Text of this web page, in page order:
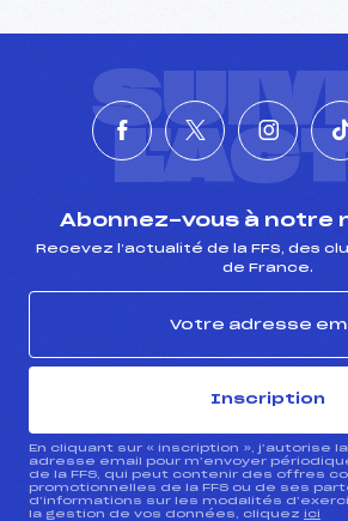
Abonnez-vous à notre
Recevez l’actualité de la FFS, des
de France.
Inscription
En cliquant sur « inscription », j’autorise
adresse email pour m’envoyer
de la FFS, qui peut contenir des offres
promotionnelles de la FFS ou de ses
d’informations sur les modalités
la gestion de vos données, cliquez ici